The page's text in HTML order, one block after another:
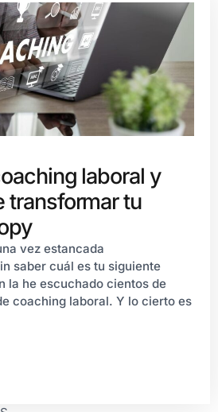
laboral y
transformar tu
vez estancada
saber cuál es tu siguiente
la he escuchado cientos de
coaching laboral. Y lo cierto es